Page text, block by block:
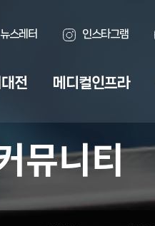
뉴스레터 인스타그램
전 메디컬인프라
뮤니티